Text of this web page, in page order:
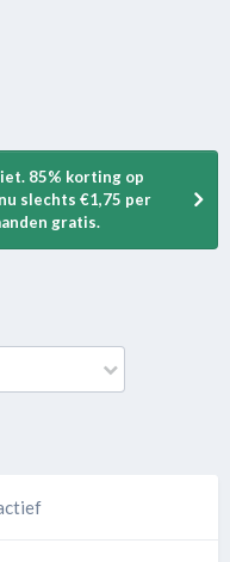
85% korting op
slechts €1,75 per
gratis.